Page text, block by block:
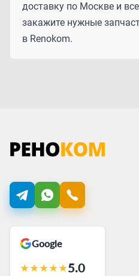
доставку по Москве и
закажите нужные
в Renokom.
Google
★★★★★5.0